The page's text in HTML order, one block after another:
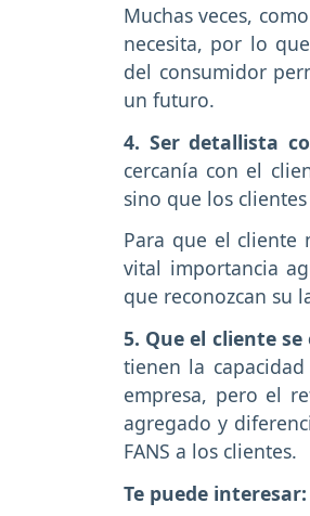
Muchas veces,
necesita, por lo
del consumidor
un futuro.
4. Ser detallista
cercanía con el
sino que los
Para que el cliente
vital importancia
que reconozcan su
5. Que el cliente
tienen la
empresa, pero el
agregado y
FANS a los clientes.
Te puede interesar: